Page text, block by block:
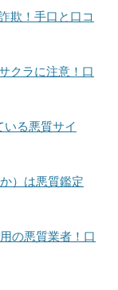
欺！手口と口コ
クラに注意！口
いる悪質サイ
）は悪質鑑定
の悪質業者！口